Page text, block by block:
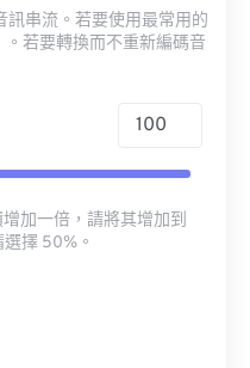
串流。若要使用最常用的
若要轉換而不重新編碼音
加一倍，請將其增加到
擇 50%。